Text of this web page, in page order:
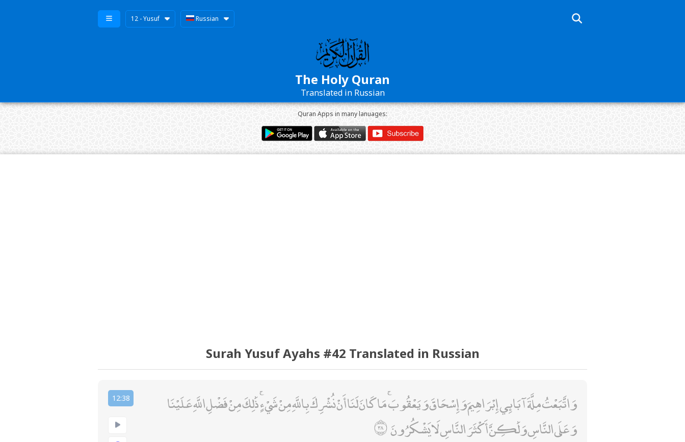
12 - Yusuf Russian
The Holy Quran
Translated in Russian
Quran Apps in many lanuages:
Surah Yusuf Ayahs #42 Translated in Russian
12:38
وَاتَّبَعْتُ مِلَّةَ آبَائِي إِبْرَاهِيمَ وَإِسْحَاقَ وَيَعْقُوبَ ۚ مَا كَانَ لَنَا أَنْ نُشْرِكَ بِاللَّهِ مِنْ شَيْءٍ ۚ ذَٰلِكَ مِنْ فَضْلِ اللَّهِ عَلَيْنَا
وَعَلَى النَّاسِ وَلَٰكِنَّ أَكْثَرَ النَّاسِ لَا يَشْكُرُونَ